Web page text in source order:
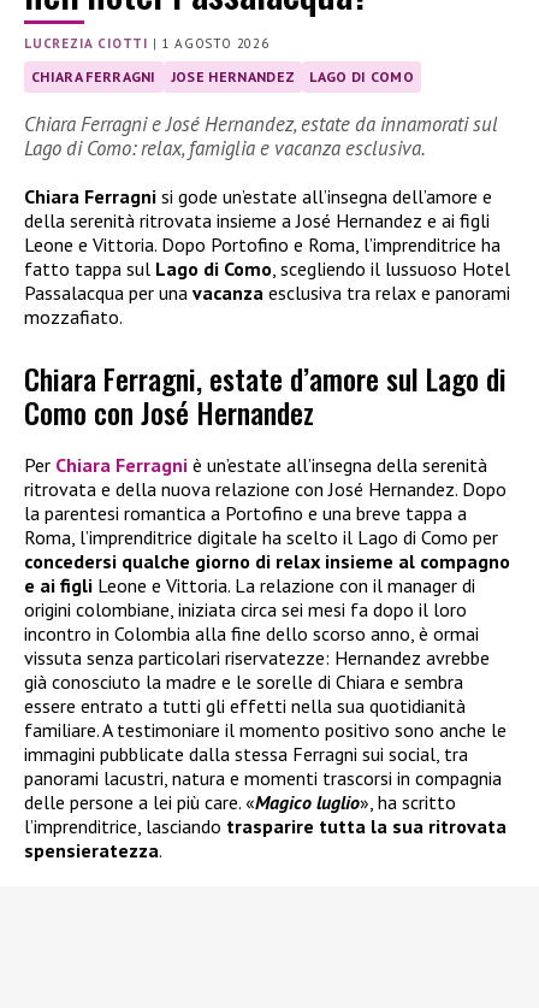
LUCREZIA CIOTTI | 1 AGOSTO 2026
CHIARA FERRAGNI JOSE HERNANDEZ LAGO DI COMO
Chiara Ferragni e José Hernandez, estate da innamorati sul
Lago di Como: relax, famiglia e vacanza esclusiva.
Chiara Ferragni si gode un’estate all’insegna dell’amore e
della serenità ritrovata insieme a José Hernandez e ai figli
Leone e Vittoria. Dopo Portofino e Roma, l’imprenditrice ha
fatto tappa sul Lago di Como, scegliendo il lussuoso Hotel
Passalacqua per una vacanza esclusiva tra relax e panorami
mozzafiato.
Chiara Ferragni, estate d’amore sul Lago di
Como con José Hernandez
Per Chiara Ferragni è un’estate all’insegna della serenità
ritrovata e della nuova relazione con José Hernandez. Dopo
la parentesi romantica a Portofino e una breve tappa a
Roma, l’imprenditrice digitale ha scelto il Lago di Como per
concedersi qualche giorno di relax insieme al compagno
e ai figli Leone e Vittoria. La relazione con il manager di
origini colombiane, iniziata circa sei mesi fa dopo il loro
incontro in Colombia alla fine dello scorso anno, è ormai
vissuta senza particolari riservatezze: Hernandez avrebbe
già conosciuto la madre e le sorelle di Chiara e sembra
essere entrato a tutti gli effetti nella sua quotidianità
familiare. A testimoniare il momento positivo sono anche le
immagini pubblicate dalla stessa Ferragni sui social, tra
panorami lacustri, natura e momenti trascorsi in compagnia
delle persone a lei più care. «Magico luglio», ha scritto
l’imprenditrice, lasciando trasparire tutta la sua ritrovata
spensieratezza.